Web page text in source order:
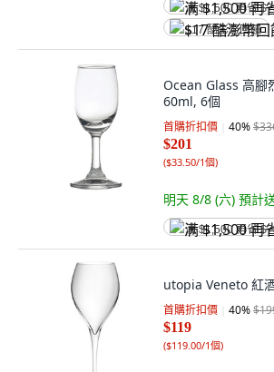
满 $1,500 再省
$17 酷澎幣回饋
Ocean Glass 高腳
60ml, 6個
首購折扣價 40%
$201
($33.50/1個)
明天 8/8 (六) 預計
满 $1,500 再省
utopia Veneto 紅
首購折扣價 40%
$119
($119.00/1個)